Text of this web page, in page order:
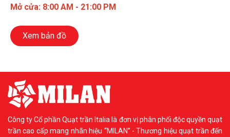
Mở cửa: 8:00 AM - 21:00 PM
Xem bản đồ
Công ty Cổ phần Quạt trần Italia là đơn vị phân phối độc quyền quạt
trần cao cấp mang nhãn hiệu “MILAN” - Thương hiệu quạt trần đến